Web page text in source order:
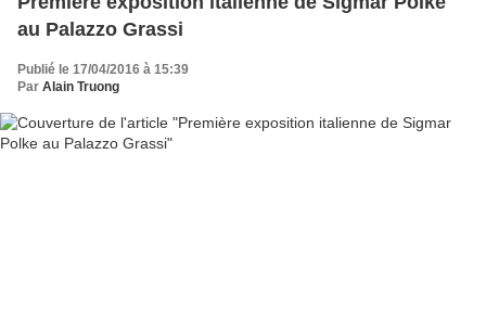
au Palazzo Grassi
Publié le 17/04/2016 à 15:39
Par Alain Truong